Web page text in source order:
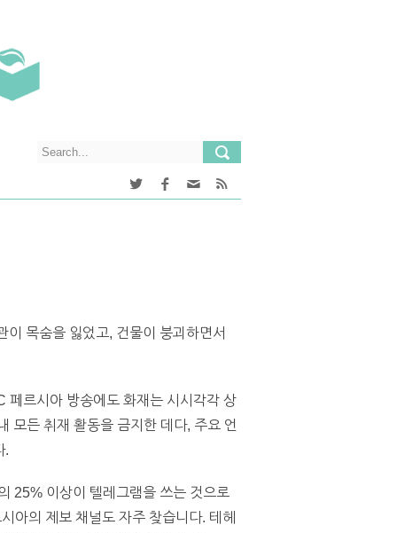
이 목숨을 잃었고, 건물이 붕괴하면서
페르시아 방송에도 화재는 시시각각 상
모든 취재 활동을 금지한 데다, 주요 언
.
25% 이상이 텔레그램을 쓰는 것으로
아의 제보 채널도 자주 찾습니다. 테헤